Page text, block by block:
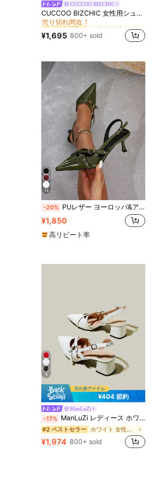
CUCCOO BIZCHIC
CUCCOO BIZCHIC 女性用シューズ、尖った先端、細いハイヒール、ブラック マルチストラップバックストラップ エレガントなオフィスや通勤に最適なレディースハイヒールシューズ、スリングバックシューズ、デイリーユースやショッピングに適しています
#1 ベストセラー
売り切れ間近！
#1 ベストセラー
売り切れ間近！
#1 ベストセラー
売り切れ間近！
#1 ベストセラー に CUCCOO パーティーシューズ .
¥1,695 800+ sold
13
-20% PUレザー ヨーロッパ&アメリカンスタイル ポインテッドトゥ ハイヒールパンプス レディース、ダブルベルトバックル スタッズ装飾 メタル ガールズ ロックミュージックフェスティバル パンクスタイル クローズドトゥ スティレットヒール
¥1,850
高リピート率
9
¥404 節約
ManLuZi
-17% ManLuZi レディース ホワイト ポインテッドトゥ シングルストラップ チャンキーヒール ハイヒールパンプス エレガント フォーマル ファッション バックスリングストラップ付き
#2 ベストセラー ホワイト 女性用パンプス
¥1,974 800+ sold